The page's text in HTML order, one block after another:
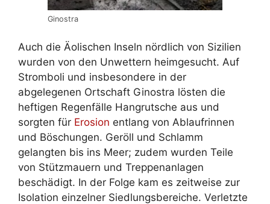
Ginostra
Auch die Äolischen Inseln nördlich von Sizilien
wurden von den Unwettern heimgesucht. Auf
Stromboli und insbesondere in der
abgelegenen Ortschaft Ginostra lösten die
heftigen Regenfälle Hangrutsche aus und
sorgten für Erosion entlang von Ablaufrinnen
und Böschungen. Geröll und Schlamm
gelangten bis ins Meer; zudem wurden Teile
von Stützmauern und Treppenanlagen
beschädigt. In der Folge kam es zeitweise zur
Isolation einzelner Siedlungsbereiche. Verletzte